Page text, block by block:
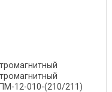
12-010-(210/211)